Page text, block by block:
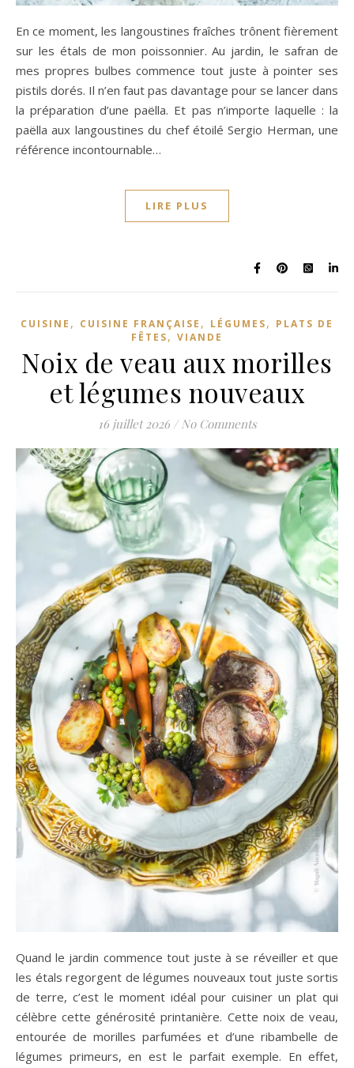
En ce moment, les langoustines fraîches trônent fièrement
sur les étals de mon poissonnier. Au jardin, le safran de
mes propres bulbes commence tout juste à pointer ses
pistils dorés. Il n’en faut pas davantage pour se lancer dans
la préparation d’une paëlla. Et pas n’importe laquelle : la
paëlla aux langoustines du chef étoilé Sergio Herman, une
référence incontournable…
LIRE PLUS
CUISINE , CUISINE FRANÇAISE , LÉGUMES, PLATS DE
FÊTES, VIANDE
Noix de veau aux morilles
et légumes nouveaux
16 juillet 2026 / No Comments
Quand le jardin commence tout juste à se réveiller et que
les étals regorgent de légumes nouveaux tout juste sortis
de terre, c’est le moment idéal pour cuisiner un plat qui
célèbre cette générosité printanière. Cette noix de veau,
entourée de morilles parfumées et d’une ribambelle de
légumes primeurs, en est le parfait exemple. En effet,